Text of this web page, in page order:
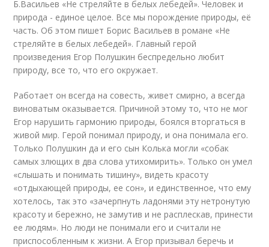
Б.Васильев «Не стреляйте в белых лебедей». Человек и
природа - единое целое. Все мы порождение природы, её
часть. Об этом пишет Борис Васильев в романе «Не
стреляйте в белых лебедей». Главный герой
произведения Егор Полушкин беспредельно любит
природу, все то, что его окружает.
Работает он всегда на совесть, живет смирно, а всегда
виноватым оказывается. Причиной этому то, что не мог
Егор нарушить гармонию природы, боялся вторгаться в
живой мир. Герой понимал природу, и она понимала его.
Только Полушкин да и его сын Колька могли «собак
самых злющих в два слова утихомирить». Только он умел
«слышать и понимать тишину», видеть красоту
«отдыхающей природы, ее сон», и единственное, что ему
хотелось, так это «зачерпнуть ладонями эту нетронутую
красоту и бережно, не замутив и не расплескав, принести
ее людям». Но люди не понимали его и считали не
приспособленным к жизни. А Егор призывал беречь и